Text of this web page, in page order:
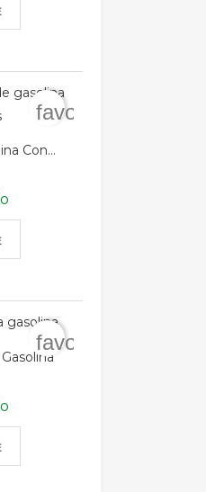
Con...
favorite_border
favorite_border